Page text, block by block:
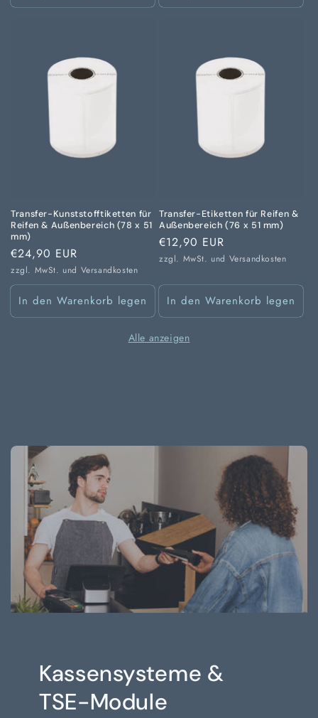
Transfer-Kunststofftiketten für
Reifen & Außenbereich (78 x 51
mm)
Normaler
Preis
€24,90 EUR
zzgl. MwSt. und Versandkosten
In den Warenkorb legen
Transfer-Etiketten für Reifen &
Außenbereich (76 x 51 mm)
Normaler
Preis
€12,90 EUR
zzgl. MwSt. und Versandkosten
In den Warenkorb legen
Alle anzeigen
Kassensysteme &
TSE-Module